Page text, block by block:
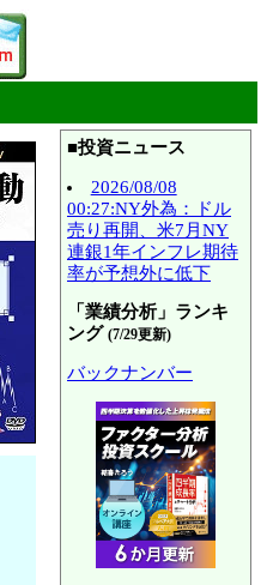
■投資ニュース
2026/08/08
00:27:NY外為：ドル
売り再開、米7月NY
連銀1年インフレ期待
率が予想外に低下
「業績分析」ランキ
ング (7/29更新)
バックナンバー